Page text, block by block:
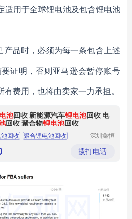
适用于全球锂电池及包含锂电池
产品时，必须为每一条包含上述
证明，否则亚马逊会暂停账号
费用，也将由卖家一力承担。
池回收 新能源汽车锂电池回收 电
回收 聚合物锂电池回收
回收
聚合锂电池回收
公司
回收
深圳鑫恒
源回收有
限公司
拨打电话